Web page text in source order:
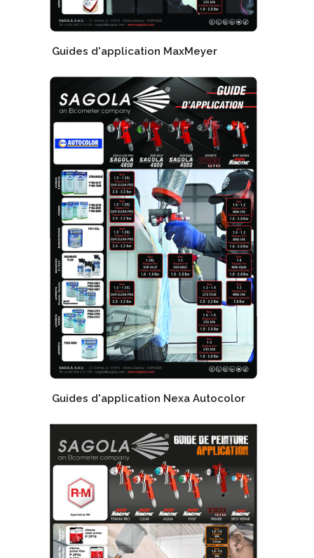
Guides d'application MaxMeyer
Guides d'application Nexa Autocolor